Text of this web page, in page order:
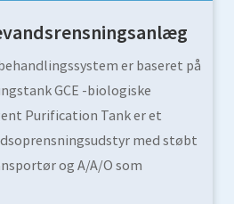
er baseret på
GCE -biologiske
Purification Tank er et
med støbt
og A/A/O som